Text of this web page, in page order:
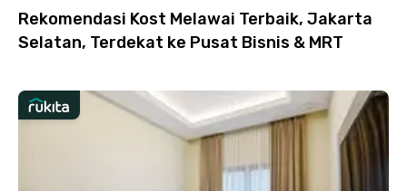
Rekomendasi Kost Melawai Terbaik, Jakarta
Selatan, Terdekat ke Pusat Bisnis & MRT